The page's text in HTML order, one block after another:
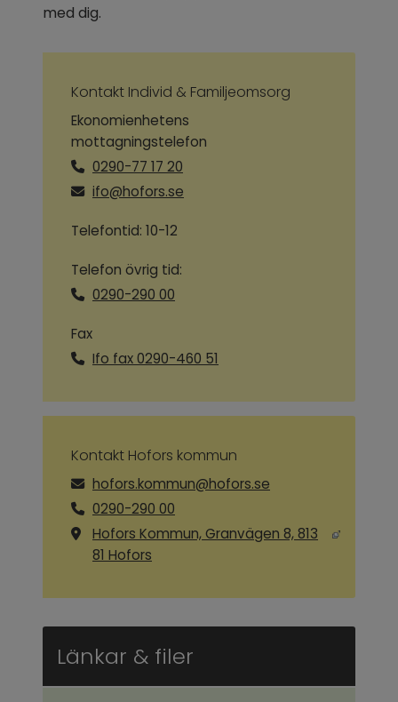
med dig.
Kontakt Individ & Familjeomsorg
Ekonomienhetens
mottagningstelefon
0290-77 17 20
ifo@hofors.se
Telefontid: 10-12
Telefon övrig tid:
0290-290 00
Fax
Ifo fax 0290-460 51
Kontakt Hofors kommun
hofors.kommun@hofors.se
0290-290 00
Hofors Kommun, Granvägen 8, 813
81 Hofors
Länkar & filer